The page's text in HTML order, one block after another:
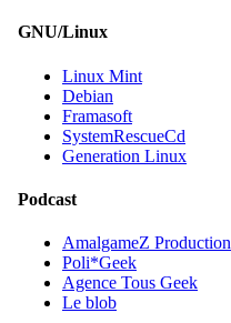
GNU/Linux
Linux Mint
Debian
Framasoft
SystemRescueCd
Generation Linux
Podcast
AmalgameZ Production
Poli*Geek
Agence Tous Geek
Le blob